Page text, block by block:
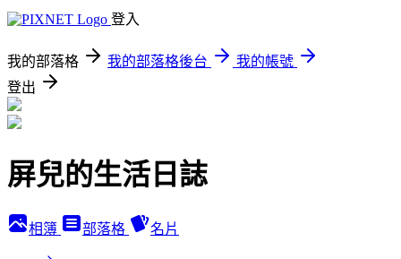
登入
我的部落格 我的部落格後台
我的帳號
登出
屏兒的生活日誌
相簿 部落格 名片